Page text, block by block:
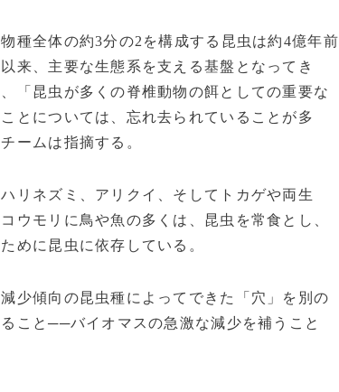
種全体の約3分の2を構成する昆虫は約4億年前
来、主要な生態系を支える基盤となってき
「昆虫が多くの脊椎動物の餌としての重要な
とについては、忘れ去られていることが多
ームは指摘する。
リネズミ、アリクイ、そしてトカゲや両生
ウモリに鳥や魚の多くは、昆虫を常食とし、
めに昆虫に依存している。
少傾向の昆虫種によってできた「穴」を別の
こと──バイオマスの急激な減少を補うこと